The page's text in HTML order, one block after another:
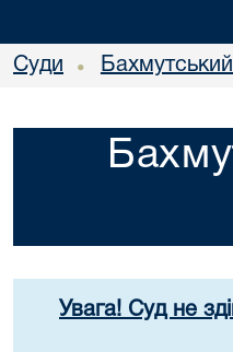
Суди •
Увага! Суд не